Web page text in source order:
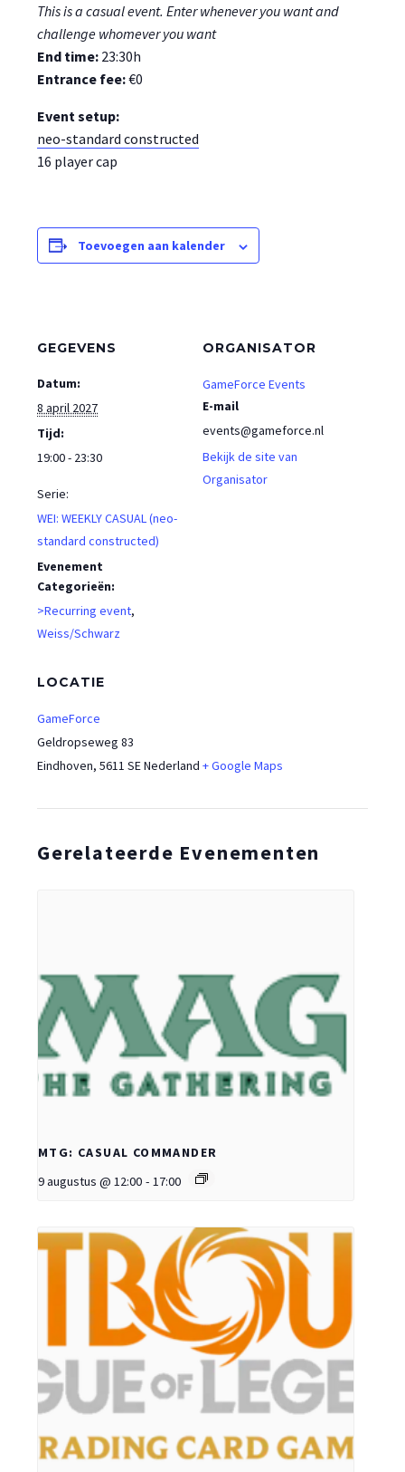
This is a casual event. Enter whenever you want and
challenge whomever you want
End time: 23:30h
Entrance fee:€0
Event setup:
neo-standard constructed
16 player cap
Toevoegen aan kalender
GEGEVENS
Datum:
8 april 2027
Tijd:
19:00 - 23:30
Serie:
WEI: WEEKLY CASUAL (neo-
standard constructed)
Evenement
Categorieën:
>Recurring event,
Weiss/Schwarz
LOCATIE
GameForce
Geldropseweg 83
Eindhoven, 5611 SENederland + Google Maps
ORGANISATOR
GameForce Events
E-mail
events@gameforce.nl
Bekijk de site van
Organisator
Gerelateerde Evenementen
MTG: CASUAL COMMANDER
9 augustus @ 12:00 - 17:00